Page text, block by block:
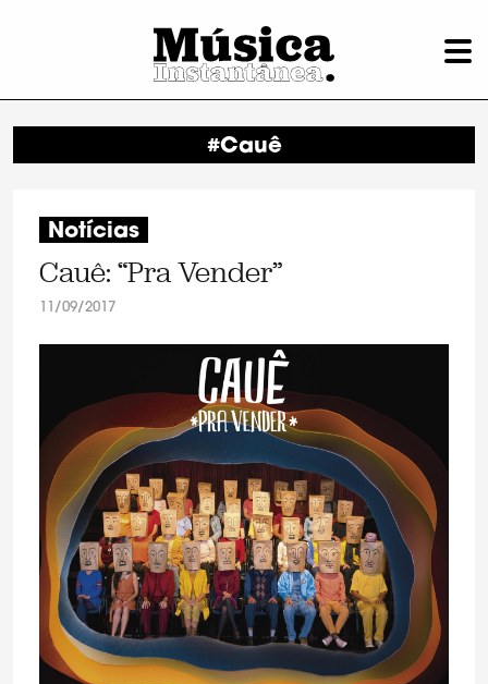
#Cauê
Notícias
Cauê: “Pra Vender”
11/09/2017